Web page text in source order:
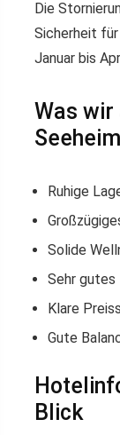
Die
Sicherheit
Januar bis
Was wir
Ruhige
Solide
Sehr gutes
Klare
Gute
Blick